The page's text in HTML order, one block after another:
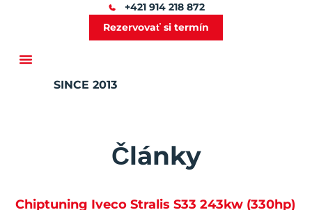
+421 914 218 872
Rezervovať si termín
SINCE 2013
Články
Chiptuning Iveco Stralis S33 243kw (330hp)